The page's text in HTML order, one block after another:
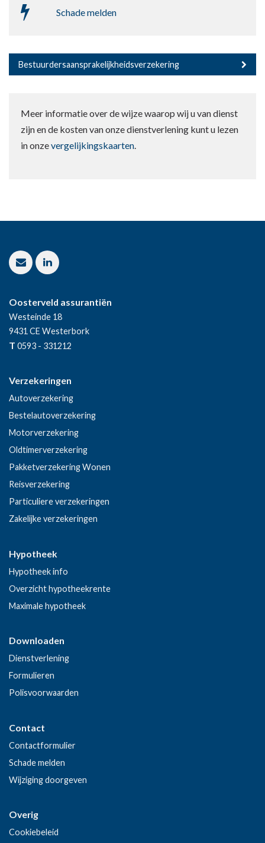
Schade melden
Bestuurdersaansprakelijkheidsverzekering
Meer informatie over de wijze waarop wij u van dienst
zijn en de kosten van onze dienstverlening kunt u lezen
in onzevergelijkingskaarten.
Oosterveld assurantiën
Westeinde 18
9431 CE Westerbork
T 0593 - 331212
Verzekeringen
Autoverzekering
Bestelautoverzekering
Motorverzekering
Oldtimerverzekering
Pakketverzekering Wonen
Reisverzekering
Particuliere verzekeringen
Zakelijke verzekeringen
Hypotheek
Hypotheek info
Overzicht hypotheekrente
Maximale hypotheek
Downloaden
Dienstverlening
Formulieren
Polisvoorwaarden
Contact
Contactformulier
Schade melden
Wijziging doorgeven
Overig
Cookiebeleid